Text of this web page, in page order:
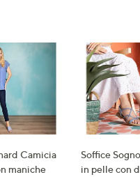
Camicia
maniche
Soffice
in pelle con